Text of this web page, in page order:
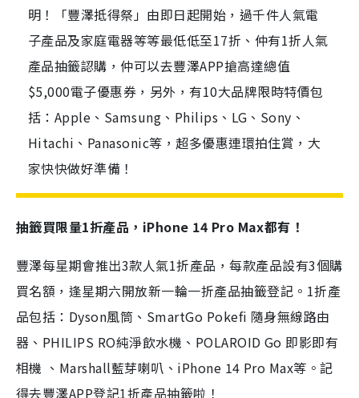
明！「豐澤抵得祭」由即日起開始，過千件人氣電
子產品及家庭電器等等最低低至17折、仲有1折人氣
產品抽籤認購，仲可以去豐澤APP搶高達總值
$5,000電子優惠券，另外，有10大品牌限時特價包
括：Apple、Samsung、Philips、LG、Sony、
Hitachi、Panasonic等，超多優惠連環拍住賞，大
家快快做好準備！
抽籤買限量1折產品， iPhone 14 Pro Max都有！
豐澤每星期會推出3款人氣1折產品，每款產品設有3個購
買名額，逢星期六開放新一輪一折產品抽籤登記。1折產
品包括：Dyson風筒、SmartGo Pokefi 隨身無線路由
器、PHILIPS RO純淨飲水機、POLAROID Go 即影即有
相機 、Marshall藍芽喇叭、iPhone 14 Pro Max等。記
得去豐澤APP登記1折產品抽籤啦！